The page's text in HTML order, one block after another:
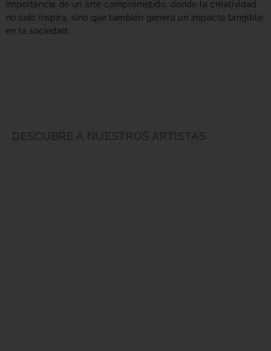
importancia de un arte comprometido, donde la creatividad
no solo inspira, sino que también genera un impacto tangible
en la sociedad.
DESCUBRE A NUESTROS ARTISTAS